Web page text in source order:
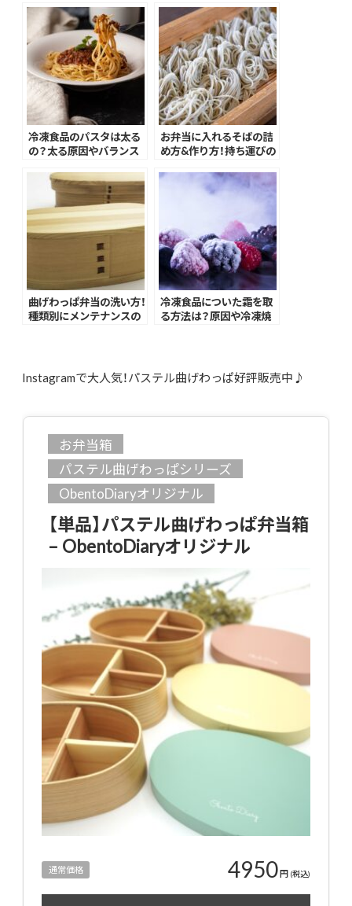
冷凍食品のパスタは太る
の？太る原因やバランス
お弁当に入れるそばの詰
め方&作り方！持ち運びの
曲げわっぱ弁当の洗い方！
種類別にメンテナンスの
冷凍食品についた霜を取
る方法は？原因や冷凍焼
Instagramで大人気！パステル曲げわっぱ好評販売中♪
お弁当箱
パステル曲げわっぱシリーズ
ObentoDiaryオリジナル
【単品】パステル曲げわっぱ弁当箱
– ObentoDiaryオリジナル
通常価格 4950円 (税込)